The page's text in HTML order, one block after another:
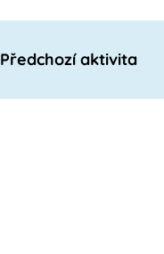
Předchozí aktivita